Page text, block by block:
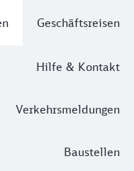
Geschäftsreisen
Hilfe & Kontakt
Verkehrsmeldungen
Baustellen